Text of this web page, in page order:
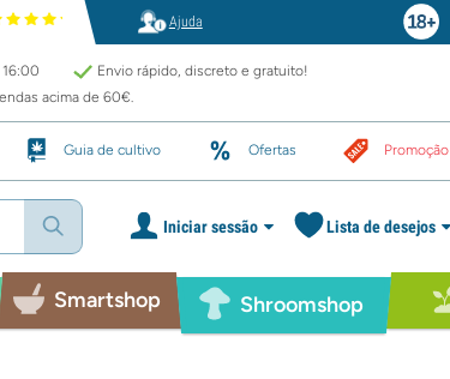
Ajuda
Envio rápido, discreto e gratuito!
acima de 60€.
Guia de cultivo Ofertas Promoção
Iniciar sessão Lista de desejos
Smartshop Shroomshop